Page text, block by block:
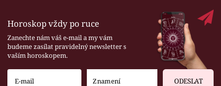
Horoskop vždy po ruce
Zanechte nám váš e-mail a my vám
budeme zasílat pravidelný newsletter s
vaším horoskopem.
ODESLAT